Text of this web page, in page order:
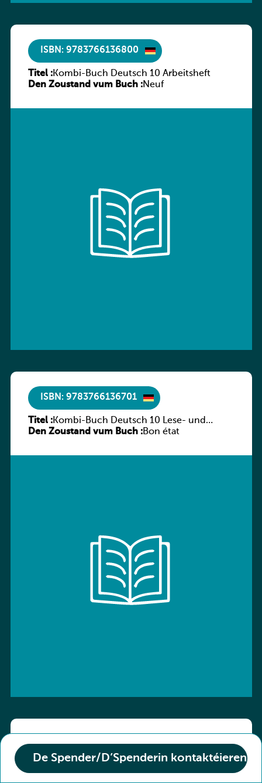
De Spender/D’Spenderin kontaktéieren
ISBN: 9783766136800
Titel :Kombi-Buch Deutsch 10 Arbeitsheft
Den Zoustand vum Buch :Neuf
ISBN: 9783766136701
Titel :Kombi-Buch Deutsch 10 Lese- und
Sprachbuch
Den Zoustand vum Buch :Bon état
ISBN: 9783766136800